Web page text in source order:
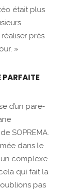
était plus
près
»
PARFAITE
d’un pare-
de SOPREMA.
dans le
complexe
qui fait la
pas